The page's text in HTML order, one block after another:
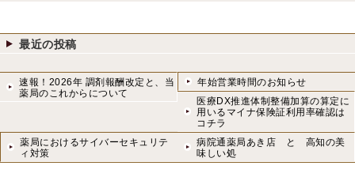
最近の投稿
速報！2026年 調剤報酬改定と、当
薬局のこれからについて
年始営業時間のお知らせ
医療DX推進体制整備加算の算定に
用いるマイナ保険証利用率確認は
コチラ
薬局におけるサイバーセキュリテ
ィ対策
病院通薬局あき店 と 高知の美
味しい処